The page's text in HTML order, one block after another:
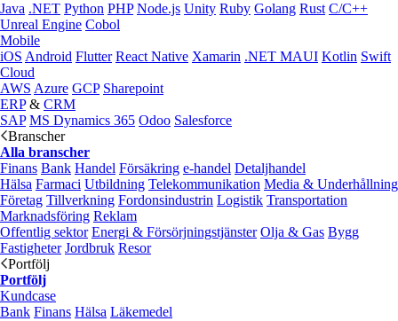
Java .NET Python PHP Node.js Unity Ruby Golang Rust C/C++
Unreal Engine Cobol
Mobile
iOS Android Flutter React Native Xamarin .NET MAUI Kotlin Swift
Cloud
AWS Azure GCP Sharepoint
ERP& CRM
SAP MS Dynamics 365 Odoo Salesforce
Branscher
Alla branscher
Finans Bank Handel Försäkring e‑handel Detaljhandel
Hälsa Farmaci Utbildning Telekommunikation Media & Underhållning
Företag Tillverkning Fordonsindustrin Logistik Transportation
Marknadsföring Reklam
Offentlig sektor Energi & Försörjningstjänster Olja & Gas Bygg
Fastigheter Jordbruk Resor
Portfölj
Portfölj
Kundcase
Bank Finans Hälsa Läkemedel